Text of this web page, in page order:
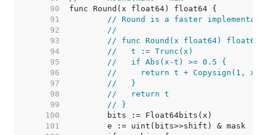
    90
    91
// Round is a faster
    92
//
    93
// func Round(x float64) float64
    94
//   t := Trunc(x)
    95
//   if Abs(x-t) >= 0.5 {
    96
//     return t + Copysign(1, x)
    97
//   }
    98
//   return t
    99
// }
   100
   101